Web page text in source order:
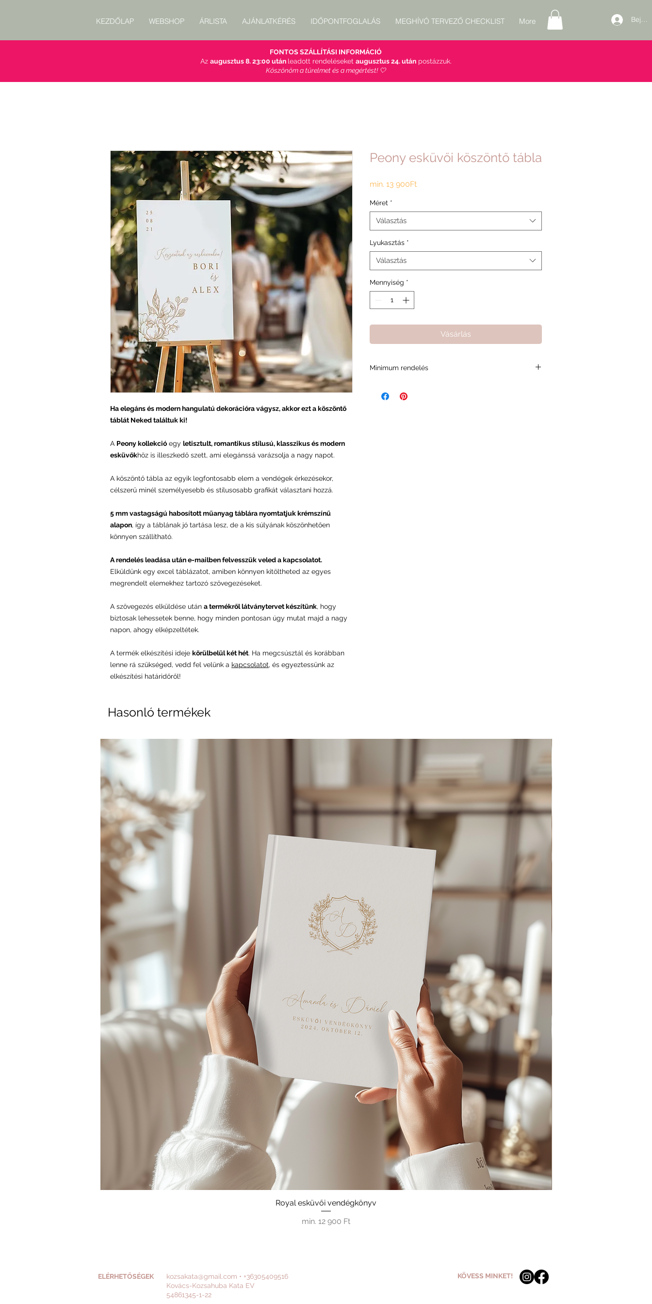
KEZDŐLAP WEBSHOP ÁRLISTA AJÁNLATKÉRÉS IDŐPONTFOGLALÁS MEGHÍVÓ TERVEZŐ CHECKLIST More
FONTOS SZÁLLÍTÁSI INFORMÁCIÓ
Az augusztus 8. 23:00 után leadott rendeléseket augusztus 24. utánpostázzuk.
Köszönöm a türelmet és a megértést! 🤍
Ha elegáns és modern hangulatú dekorációra vágysz, akkor ezt a köszöntő
táblát Neked találtuk ki!
A Peony kollekció egy letisztult, romantikus stílusú, klasszikus és modern
esküvőkhöz is illeszkedő szett, ami elegánssá varázsolja a nagy napot.
A köszöntő tábla az egyik legfontosabb elem a vendégek érkezésekor,
célszerű minél személyesebb és stílusosabb grafikát választani hozzá.
5 mm vastagságú habosított műanyag táblára nyomtatjuk krémszínű
alapon, így a táblának jó tartása lesz, de a kis súlyának köszönhetően
könnyen szállítható.
A rendelés leadása után e-mailben felvesszük veled a kapcsolatot.
Elküldünk egy excel táblázatot, amiben könnyen kitöltheted az egyes
megrendelt elemekhez tartozó szövegezéseket.
A szövegezés elküldése után a termékről látványtervet készítünk, hogy
biztosak lehessetek benne, hogy minden pontosan úgy mutat majd a nagy
napon, ahogy elképzeltétek.
A termék elkészítési ideje körülbelül két hét. Ha megcsúsztál és korábban
lenne rá szükséged, vedd fel velünk a kapcsolatot, és egyeztessünk az
elkészítési határidőről!
Peony esküvői köszöntő tábla
min. 13 900FtAkciós
Méret *
Választás
Lyukasztás *
Választás
Mennyiség *
Vásárlás
Minimum rendelés
minket abban, fenntarthassuk a minőségi kiszolgálást
Hasonló termékek
Royal esküvői vendégkönyv
min. 12 900 Ft
Akciós ár
ELÉRHETŐSÉGEK KÖVESS MINKET!
kozsakata@gmail.com • +36305409516
Kovács-Kozsahuba Kata EV
54861345-1-22